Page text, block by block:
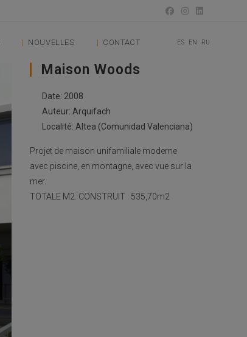
NOUVELLES CONTACT ES EN RU
Maison Woods
Date: 2008
Auteur: Arquifach
Localité: Altea (Comunidad Valenciana)
Projet de maison unifamiliale moderne
avec piscine, en montagne, avec vue sur la
mer.
TOTALE M2. CONSTRUIT : 535,70m2